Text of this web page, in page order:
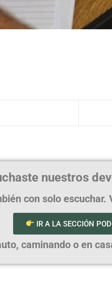
nuestros
con solo
IR A LA SECCIÓN
caminando o en